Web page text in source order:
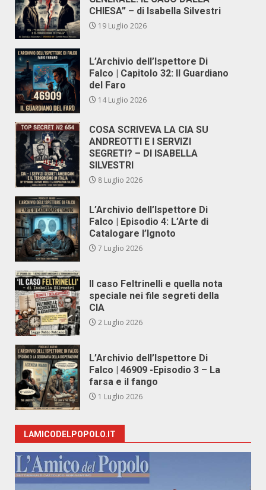
CHIESA” – di Isabella Silvestri
19 Luglio 2026
L’Archivio dell’Ispettore Di
Falco | Capitolo 32: Il Guardiano
del Faro
14 Luglio 2026
COSA SCRIVEVA LA CIA SU
ANDREOTTI E I SERVIZI
SEGRETI? – DI ISABELLA
SILVESTRI
8 Luglio 2026
L’Archivio dell’Ispettore Di
Falco | Episodio 4: L’Arte di
Catalogare l’Ignoto
7 Luglio 2026
Il caso Feltrinelli e quella nota
speciale nei file segreti della
CIA
2 Luglio 2026
L’Archivio dell’Ispettore Di
Falco | 46909 -Episodio 3 – La
farsa e il fango
1 Luglio 2026
LAMICODELPOPOLO.IT